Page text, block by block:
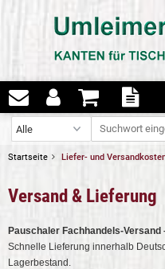
Startseite Liefer- und
Versand & Lieferung
Pauschaler Fachhandels-
Schnelle Lieferung innerhalb
Lagerbestand.